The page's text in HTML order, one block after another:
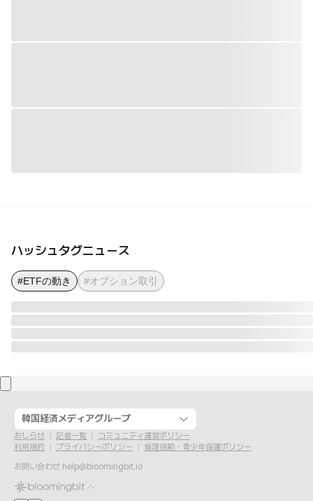
ハッシュタグニュース
#ETFの動き #オプション取引
韓国経済メディアグループ
おしらせ 記者一覧
コミュニティ運営ポリシー
利用規約
プライバシーポリシー
倫理規範・青少年保護ポリシー
お問い合わせ help@bloomingbit.io